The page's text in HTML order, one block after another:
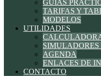
GUÍAS
TARIFAS Y
MODELOS
UTILIDADES
SIMULADORES
AGENDA
ENLACES DE
CONTACTO